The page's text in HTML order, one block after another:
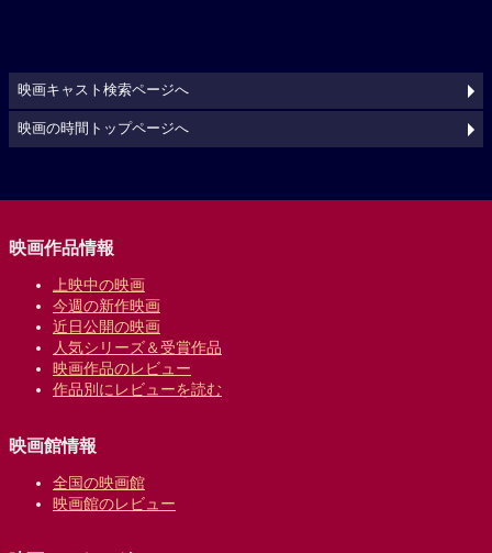
映画キャスト検索ページへ
映画の時間トップページへ
映画作品情報
上映中の映画
今週の新作映画
近日公開の映画
人気シリーズ＆受賞作品
映画作品のレビュー
作品別にレビューを読む
映画館情報
全国の映画館
映画館のレビュー